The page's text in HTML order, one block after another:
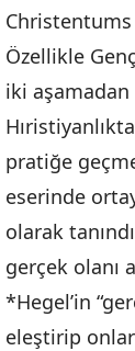
Özellikle
iki aşamadan
pratiğe
eserinde
olarak
gerçek olanı
*Hegel’in
eleştirip